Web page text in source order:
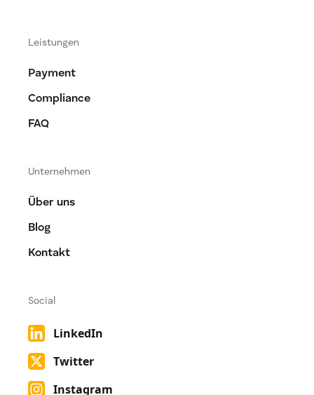
Leistungen
Payment
Compliance
FAQ
Unternehmen
Über uns
Blog
Kontakt
Social
LinkedIn
Twitter
Instagram